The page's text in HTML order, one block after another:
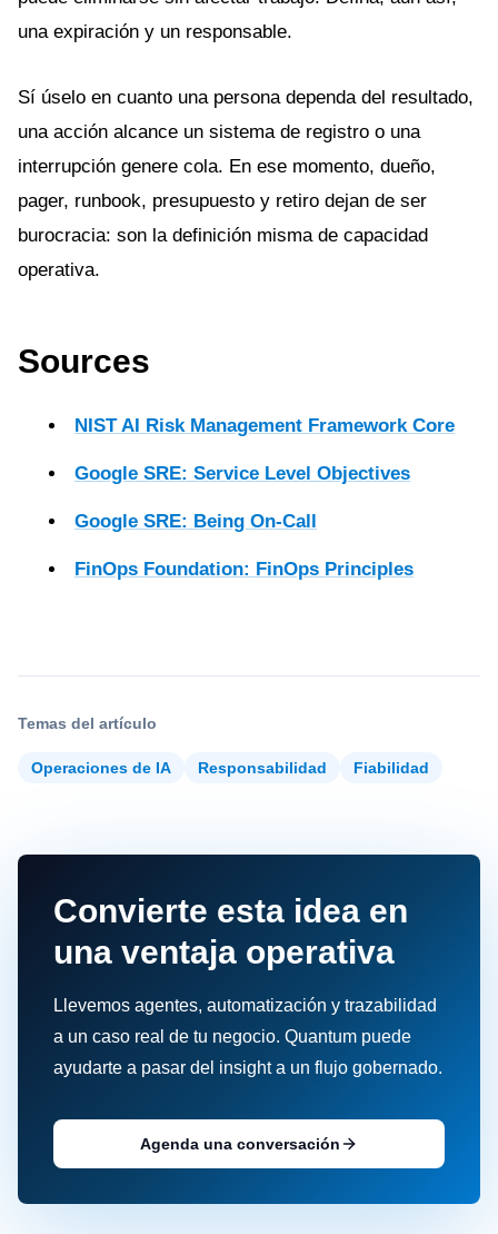
una expiración y un responsable.
Sí úselo en cuanto una persona dependa del resultado,
una acción alcance un sistema de registro o una
interrupción genere cola. En ese momento, dueño,
pager, runbook, presupuesto y retiro dejan de ser
burocracia: son la definición misma de capacidad
operativa.
Sources
NIST AI Risk Management Framework Core
Google SRE: Service Level Objectives
Google SRE: Being On-Call
FinOps Foundation: FinOps Principles
Temas del artículo
Operaciones de IA Responsabilidad Fiabilidad
Convierte esta idea en
una ventaja operativa
Llevemos agentes, automatización y trazabilidad
a un caso real de tu negocio. Quantum puede
ayudarte a pasar del insight a un flujo gobernado.
Agenda una conversación